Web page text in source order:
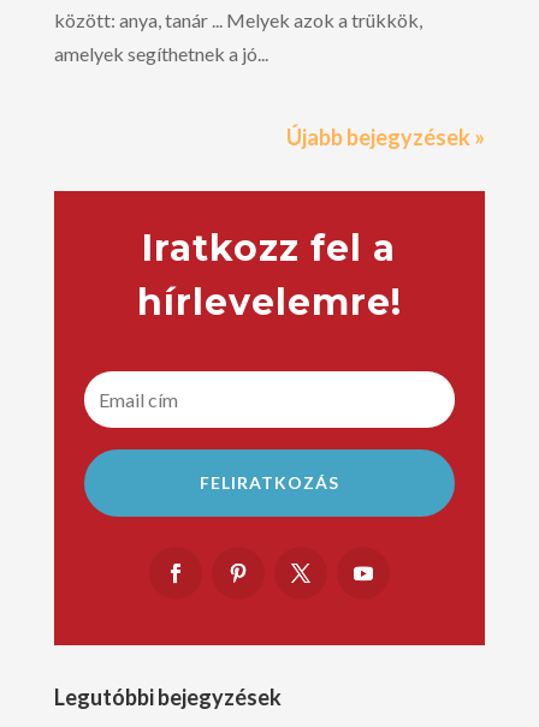
között: anya, tanár ... Melyek azok a trükkök,
amelyek segíthetnek a jó...
Újabb bejegyzések »
Iratkozz fel a
hírlevelemre!
FELIRATKOZÁS
Legutóbbi bejegyzések